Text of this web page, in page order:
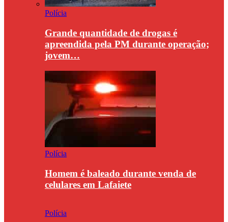
Polícia
Grande quantidade de drogas é
apreendida pela PM durante operação;
jovem…
Polícia
Homem é baleado durante venda de
celulares em Lafaiete
Polícia